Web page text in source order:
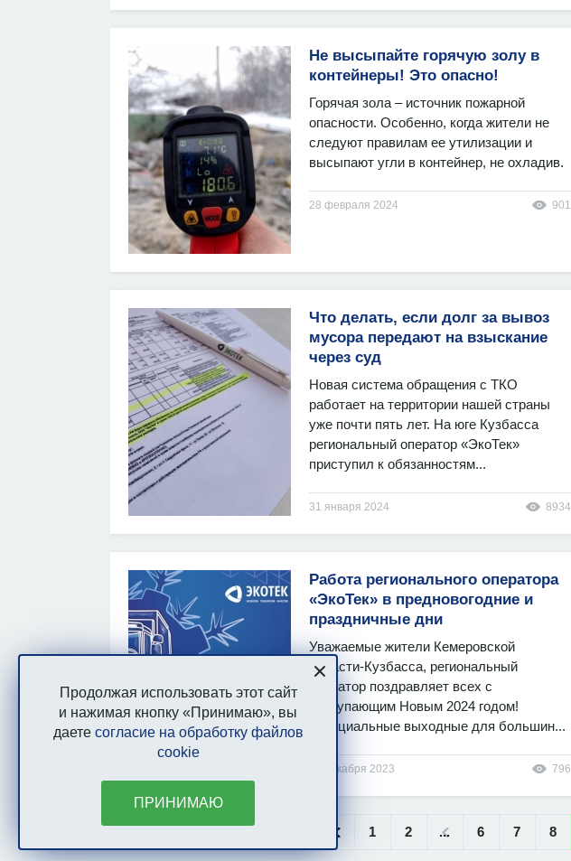
Не высыпайте горячую золу в
контейнеры! Это опасно!
Горячая зола – источник пожарной
опасности. Особенно, когда жители не
следуют правилам ее утилизации и
высыпают угли в контейнер, не охладив.
28 февраля 2024 901
Что делать, если долг за вывоз
мусора передают на взыскание
через суд
Новая система обращения с ТКО
работает на территории нашей страны
уже почти пять лет. На юге Кузбасса
региональный оператор «ЭкоТек»
приступил к обязанностям...
31 января 2024 8934
Работа регионального оператора
«ЭкоТек» в предновогодние и
праздничные дни
Уважаемые жители Кемеровской
области-Кузбасса, региональный
оператор поздравляет всех с
наступающим Новым 2024 годом!
Официальные выходные для большин...
28 декабря 2023 796
1 2 ... 6 7 8
Продолжая использовать этот сайт
и нажимая кнопку «Принимаю», вы
даете согласие на обработку файлов
cookie
ПРИНИМАЮ